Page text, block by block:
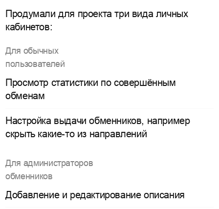
Продумали для проекта три вида личных
кабинетов:
Для обычных
пользователей
Просмотр статистики по совершённым
обменам
Настройка выдачи обменников, например
скрыть какие-то из направлений
Для администраторов
обменников
Добавление и редактирование описания